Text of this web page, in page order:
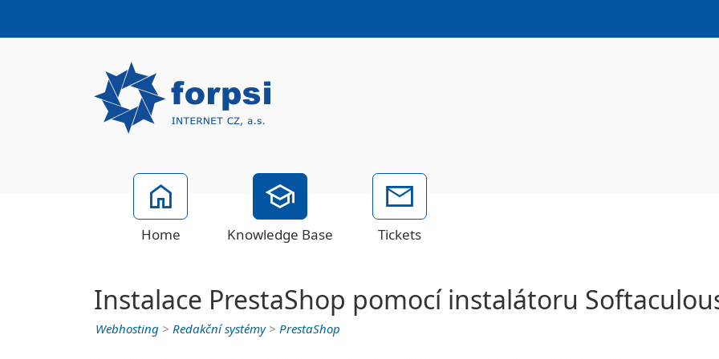
Home Knowledge Base Tickets
Instalace PrestaShop pomocí instalátoru
Webhosting > Redakční systémy> PrestaShop